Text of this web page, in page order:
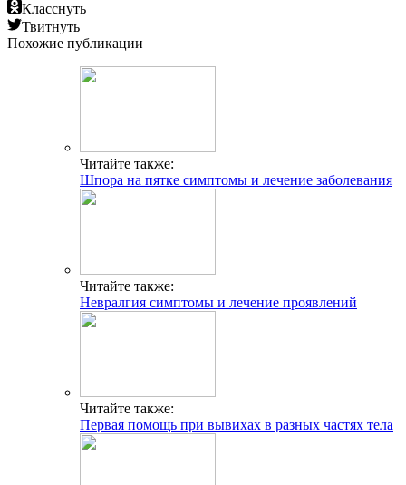
Класснуть
Твитнуть
Похожие публикации
Читайте также:
Шпора на пятке симптомы и лечение заболевания
Читайте также:
Невралгия симптомы и лечение проявлений
Читайте также:
Первая помощь при вывихах в разных частях тела